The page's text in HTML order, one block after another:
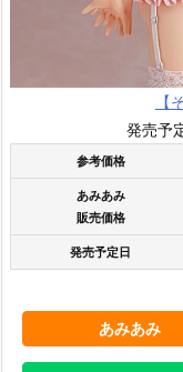
【
発売予
参考価格
あみあみ
販売価格
発売予定日
あみあみ